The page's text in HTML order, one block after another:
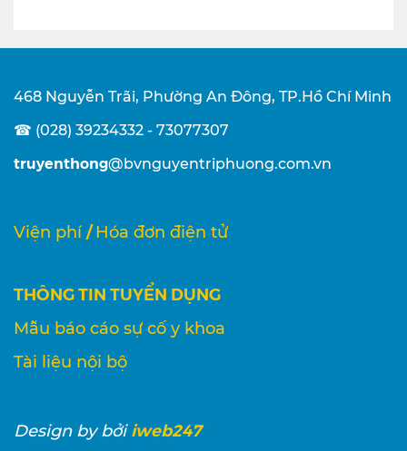
468 Nguyễn Trãi, Phường An Đông, TP.Hồ Chí Minh
☎ (028) 39234332 - 73077307
truyenthong@bvnguyentriphuong.com.vn
Viện phí / Hóa đơn điện tử
THÔNG TIN TUYỂN DỤNG
Mẫu báo cáo sự cố y khoa
Tài liệu nội bộ
Designby bởi iweb247